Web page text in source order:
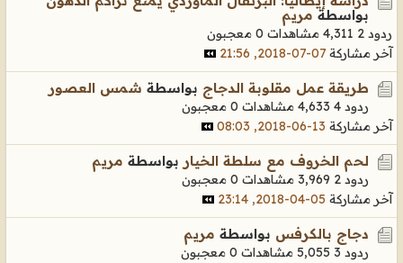
بواسطة مريم
ردود 2 4,311 مشاهدات
0 معجبون
آخر مشاركة 07-07-2018, 21:56
طريقة عمل مقلوبة الدجاج بواسطة شمس العصور
ردود 4 4,633 مشاهدات
0 معجبون
آخر مشاركة 13-06-2018, 08:03
لحم الخروف مع سلطة الخيار بواسطة مريم
ردود 2 3,969 مشاهدات
0 معجبون
آخر مشاركة 05-04-2018, 23:14
دجاج بالكرفس بواسطة مريم
ردود 3 5,055 مشاهدات
0 معجبون